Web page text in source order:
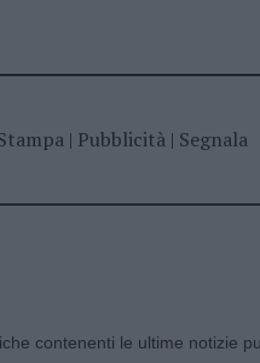
| Pubblicità| Segnala
contenenti le ultime notizie